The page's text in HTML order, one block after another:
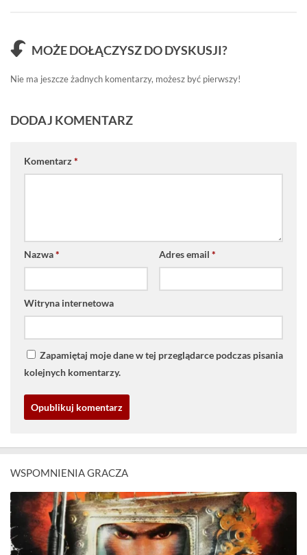
MOŻE DOŁĄCZYSZ DO DYSKUSJI?
Nie ma jeszcze żadnych komentarzy, możesz być pierwszy!
DODAJ KOMENTARZ
Komentarz *
Nazwa* Adres email *
Witryna internetowa
Zapamiętaj moje dane w tej przeglądarce podczas pisania
kolejnych komentarzy.
WSPOMNIENIA GRACZA